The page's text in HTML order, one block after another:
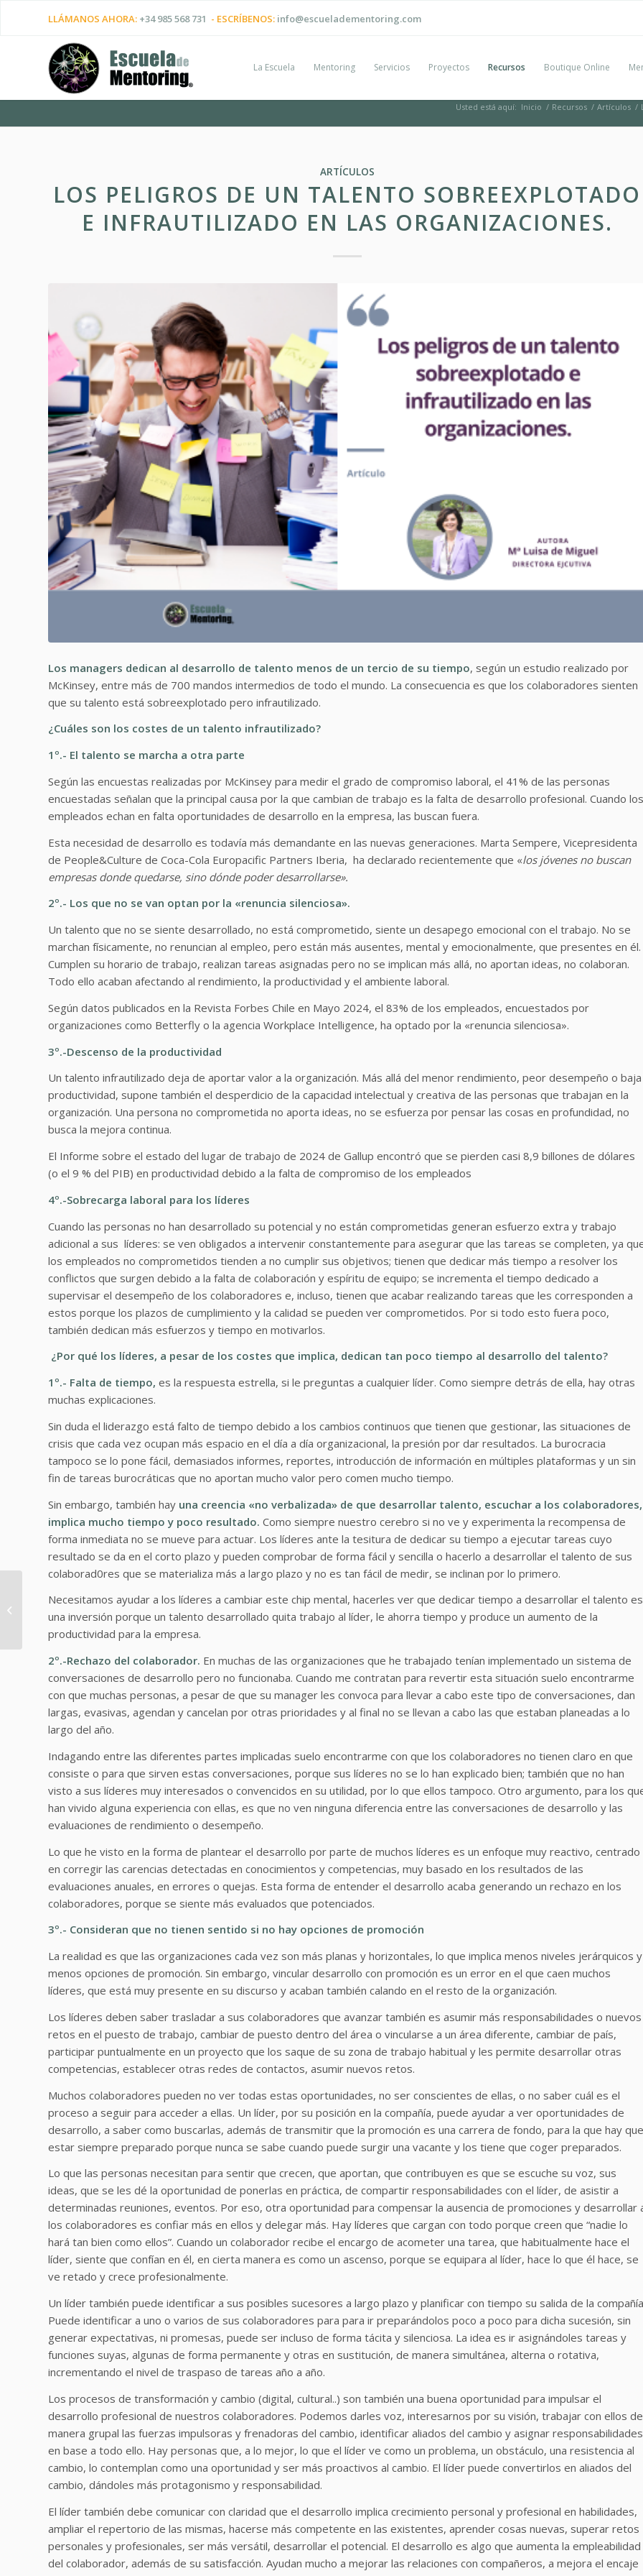
LLÁMANOS AHORA: +34 985 568 731 - ESCRÍBENOS: info@escueladementoring.com
La Escuela Mentoring Servicios Proyectos Recursos Boutique Online
Usted está aquí: Inicio / Recursos / Artículos /
ARTÍCULOS
LOS PELIGROS DE UN TALENTO SOBREEXPLOTADO
E INFRAUTILIZADO EN LAS ORGANIZACIONES.
Los managers dedican al desarrollo de talento menos de un tercio de su tiempo, según un estudio realizado por
McKinsey, entre más de 700 mandos intermedios de todo el mundo. La consecuencia es que los colaboradores sienten
que su talento está sobreexplotado pero infrautilizado.
¿Cuáles son los costes de un talento infrautilizado?
1º.- El talento se marcha a otra parte
Según las encuestas realizadas por McKinsey para medir el grado de compromiso laboral, el 41% de las personas
encuestadas señalan que la principal causa por la que cambian de trabajo es la falta de desarrollo profesional. Cuando los
empleados echan en falta oportunidades de desarrollo en la empresa, las buscan fuera.
Esta necesidad de desarrollo es todavía más demandante en las nuevas generaciones. Marta Sempere, Vicepresidenta
de People&Culture de Coca-Cola Europacific Partners Iberia, ha declarado recientemente que «los jóvenes no buscan
empresas donde quedarse, sino dónde poder desarrollarse».
2º.- Los que no se van optan por la «renuncia silenciosa».
Un talento que no se siente desarrollado, no está comprometido, siente un desapego emocional con el trabajo. No se
marchan físicamente, no renuncian al empleo, pero están más ausentes, mental y emocionalmente, que presentes en él.
Cumplen su horario de trabajo, realizan tareas asignadas pero no se implican más allá, no aportan ideas, no colaboran.
Todo ello acaban afectando al rendimiento, la productividad y el ambiente laboral.
Según datos publicados en la Revista Forbes Chile en Mayo 2024, el 83% de los empleados, encuestados por
organizaciones como Betterfly o la agencia Workplace Intelligence, ha optado por la «renuncia silenciosa».
3º.-Descenso de la productividad
Un talento infrautilizado deja de aportar valor a la organización. Más allá del menor rendimiento, peor desempeño o baja
productividad, supone también el desperdicio de la capacidad intelectual y creativa de las personas que trabajan en la
organización. Una persona no comprometida no aporta ideas, no se esfuerza por pensar las cosas en profundidad, no
busca la mejora continua.
El Informe sobre el estado del lugar de trabajo de 2024 de Gallup encontró que se pierden casi 8,9 billones de dólares
(o el 9 % del PIB) en productividad debido a la falta de compromiso de los empleados
4º.-Sobrecarga laboral para los líderes
Cuando las personas no han desarrollado su potencial y no están comprometidas generan esfuerzo extra y trabajo
adicional a sus líderes: se ven obligados a intervenir constantemente para asegurar que las tareas se completen, ya
los empleados no comprometidos tienden a no cumplir sus objetivos; tienen que dedicar más tiempo a resolver los
conflictos que surgen debido a la falta de colaboración y espíritu de equipo; se incrementa el tiempo dedicado a
supervisar el desempeño de los colaboradores e, incluso, tienen que acabar realizando tareas que les corresponden a
estos porque los plazos de cumplimiento y la calidad se pueden ver comprometidos. Por si todo esto fuera poco,
también dedican más esfuerzos y tiempo en motivarlos.
¿Por qué los líderes, a pesar de los costes que implica, dedican tan poco tiempo al desarrollo del talento?
1º.- Falta de tiempo, es la respuesta estrella, si le preguntas a cualquier líder. Como siempre detrás de ella, hay otras
muchas explicaciones.
Sin duda el liderazgo está falto de tiempo debido a los cambios continuos que tienen que gestionar, las situaciones de
crisis que cada vez ocupan más espacio en el día a día organizacional, la presión por dar resultados. La burocracia
tampoco se lo pone fácil, demasiados informes, reportes, introducción de información en múltiples plataformas y un sin
fin de tareas burocráticas que no aportan mucho valor pero comen mucho tiempo.
Sin embargo, también hay una creencia «no verbalizada» de que desarrollar talento, escuchar a los colaboradores,
implica mucho tiempo y poco resultado. Como siempre nuestro cerebro si no ve y experimenta la recompensa de
forma inmediata no se mueve para actuar. Los líderes ante la tesitura de dedicar su tiempo a ejecutar tareas cuyo
resultado se da en el corto plazo y pueden comprobar de forma fácil y sencilla o hacerlo a desarrollar el talento de sus
colaborad0res que se materializa más a largo plazo y no es tan fácil de medir, se inclinan por lo primero.
Necesitamos ayudar a los líderes a cambiar este chip mental, hacerles ver que dedicar tiempo a desarrollar el talento es
una inversión porque un talento desarrollado quita trabajo al líder, le ahorra tiempo y produce un aumento de la
productividad para la empresa.
2º.-Rechazo del colaborador. En muchas de las organizaciones que he trabajado tenían implementado un sistema de
conversaciones de desarrollo pero no funcionaba. Cuando me contratan para revertir esta situación suelo encontrarme
con que muchas personas, a pesar de que su manager les convoca para llevar a cabo este tipo de conversaciones, dan
largas, evasivas, agendan y cancelan por otras prioridades y al final no se llevan a cabo las que estaban planeadas a lo
largo del año.
Indagando entre las diferentes partes implicadas suelo encontrarme con que los colaboradores no tienen claro en que
consiste o para que sirven estas conversaciones, porque sus líderes no se lo han explicado bien; también que no han
visto a sus líderes muy interesados o convencidos en su utilidad, por lo que ellos tampoco. Otro argumento, para los
han vivido alguna experiencia con ellas, es que no ven ninguna diferencia entre las conversaciones de desarrollo y las
evaluaciones de rendimiento o desempeño.
Lo que he visto en la forma de plantear el desarrollo por parte de muchos líderes es un enfoque muy reactivo, centrado
en corregir las carencias detectadas en conocimientos y competencias, muy basado en los resultados de las
evaluaciones anuales, en errores o quejas. Esta forma de entender el desarrollo acaba generando un rechazo en los
colaboradores, porque se siente más evaluados que potenciados.
3º.- Consideran que no tienen sentido si no hay opciones de promoción
La realidad es que las organizaciones cada vez son más planas y horizontales, lo que implica menos niveles jerárquicos y
menos opciones de promoción. Sin embargo, vincular desarrollo con promoción es un error en el que caen muchos
líderes, que está muy presente en su discurso y acaban también calando en el resto de la organización.
Los líderes deben saber trasladar a sus colaboradores que avanzar también es asumir más responsabilidades o nuevos
retos en el puesto de trabajo, cambiar de puesto dentro del área o vincularse a un área diferente, cambiar de país,
participar puntualmente en un proyecto que los saque de su zona de trabajo habitual y les permite desarrollar otras
competencias, establecer otras redes de contactos, asumir nuevos retos.
Muchos colaboradores pueden no ver todas estas oportunidades, no ser conscientes de ellas, o no saber cuál es el
proceso a seguir para acceder a ellas. Un líder, por su posición en la compañía, puede ayudar a ver oportunidades de
desarrollo, a saber como buscarlas, además de transmitir que la promoción es una carrera de fondo, para la que hay que
estar siempre preparado porque nunca se sabe cuando puede surgir una vacante y los tiene que coger preparados.
Lo que las personas necesitan para sentir que crecen, que aportan, que contribuyen es que se escuche su voz, sus
ideas, que se les dé la oportunidad de ponerlas en práctica, de compartir responsabilidades con el líder, de asistir a
determinadas reuniones, eventos. Por eso, otra oportunidad para compensar la ausencia de promociones y desarrollar
los colaboradores es confiar más en ellos y delegar más. Hay líderes que cargan con todo porque creen que “nadie lo
hará tan bien como ellos”. Cuando un colaborador recibe el encargo de acometer una tarea, que habitualmente hace el
líder, siente que confían en él, en cierta manera es como un ascenso, porque se equipara al líder, hace lo que él hace, se
ve retado y crece profesionalmente.
Un líder también puede identificar a sus posibles sucesores a largo plazo y planificar con tiempo su salida de la
Puede identificar a uno o varios de sus colaboradores para para ir preparándolos poco a poco para dicha sucesión, sin
generar expectativas, ni promesas, puede ser incluso de forma tácita y silenciosa. La idea es ir asignándoles tareas y
funciones suyas, algunas de forma permanente y otras en sustitución, de manera simultánea, alterna o rotativa,
incrementando el nivel de traspaso de tareas año a año.
Los procesos de transformación y cambio (digital, cultural..) son también una buena oportunidad para impulsar el
desarrollo profesional de nuestros colaboradores. Podemos darles voz, interesarnos por su visión, trabajar con ellos de
manera grupal las fuerzas impulsoras y frenadoras del cambio, identificar aliados del cambio y asignar responsabilidades
en base a todo ello. Hay personas que, a lo mejor, lo que el líder ve como un problema, un obstáculo, una resistencia al
cambio, lo contemplan como una oportunidad y ser más proactivos al cambio. El líder puede convertirlos en aliados del
cambio, dándoles más protagonismo y responsabilidad.
El líder también debe comunicar con claridad que el desarrollo implica crecimiento personal y profesional en habilidades,
ampliar el repertorio de las mismas, hacerse más competente en las existentes, aprender cosas nuevas, superar retos
personales y profesionales, ser más versátil, desarrollar el potencial. El desarrollo es algo que aumenta la empleabilidad
del colaborador, además de su satisfacción. Ayudan mucho a mejorar las relaciones con compañeros, a mejora el encaje
10 Claves para un
mentoring significativo